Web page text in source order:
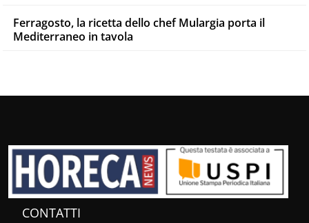
Ferragosto, la ricetta dello chef Mulargia porta il
Mediterraneo in tavola
CONTATTI